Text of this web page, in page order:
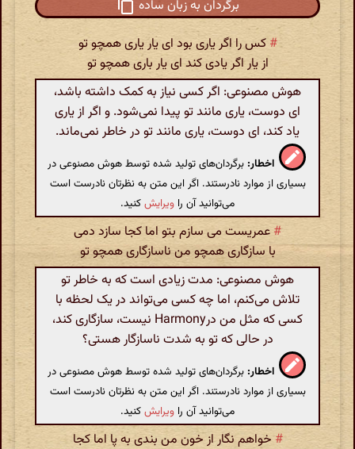
برگردان به زبان ساده
# کس را اگر یاری بود ای یار یاری همچو تو
از یار اگر یادی کند ای یار باری همچو تو
هوش مصنوعی: اگر کسی نیاز به کمک داشته باشد،
ای دوست، یاری مانند تو پیدا نمی‌شود. و اگر از یاری
یاد کند، ای دوست، یاری مانند تو در خاطر نمی‌ماند.
اخطار: برگردان‌های تولید شده توسط هوش مصنوعی در
بسیاری از موارد نادرستند. اگر این متن به نظرتان نادرست است
می‌توانید آن را ویرایشکنید.
# عمریست می سازم بتو اما کجا سازد دمی
با سازگاری همچو من ناسازگاری همچو تو
هوش مصنوعی: مدت زیادی است که به خاطر تو
تلاش می‌کنم، اما چه کسی می‌تواند در یک لحظه با
کسی که مثل من درHarmony نیست، سازگاری کند،
در حالی که تو به شدت ناسازگار هستی؟
اخطار: برگردان‌های تولید شده توسط هوش مصنوعی در
بسیاری از موارد نادرستند. اگر این متن به نظرتان نادرست است
می‌توانید آن را ویرایشکنید.
# خواهم نگار از خون من بندی به پا اما کجا